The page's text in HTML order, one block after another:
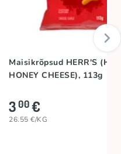
Maisikrõpsud HERR'S
HONEY CHEESE), 113g
300€
26.55 €/KG